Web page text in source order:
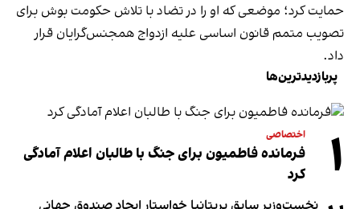
حمایت کرد؛ موضعی که او را در تضاد با تلاش حکومت بوش برای
تصویب متمم قانون اساسی علیه ازدواج همجنس‌گرایان قرار
داد.
پربازدیدترین‌ها
۱ اختصاصی
فرمانده فاطمیون برای جنگ با طالبان اعلام آمادگی
کرد